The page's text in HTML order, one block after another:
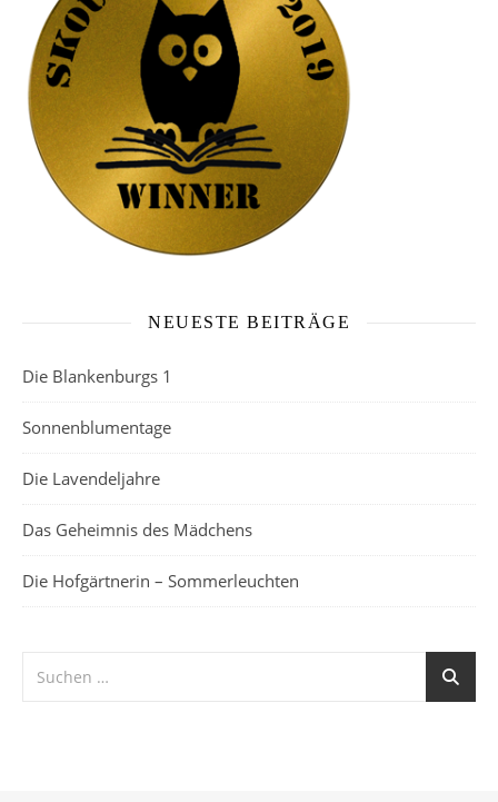
NEUESTE BEITRÄGE
Die Blankenburgs 1
Sonnenblumentage
Die Lavendeljahre
Das Geheimnis des Mädchens
Die Hofgärtnerin – Sommerleuchten